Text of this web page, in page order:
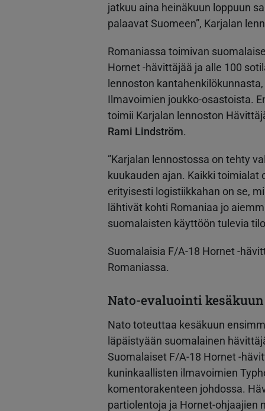
jatkuu aina heinäkuun loppuun
palaavat Suomeen”, Karjalan
Romaniassa toimivan
Hornet -hävittäjää ja alle 100
lennoston
Ilmavoimien joukko-osastoista.
toimii Karjalan lennoston
Rami Lindström.
”Karjalan lennostossa on tehty
kuukauden ajan. Kaikki
erityisesti logistiikkahan on se,
lähtivät kohti Romaniaa jo
suomalaisten käyttöön tulevia
Suomalaisia F/A-18 Hornet -
Romaniassa.
Nato-evaluointi
Nato toteuttaa kesäkuun
läpäistyään suomalainen
Suomalaiset F/A-18 Hornet -
kuninkaallisten ilmavoimien
komentorakenteen johdossa.
partiolentoja ja Hornet-ohjaajien